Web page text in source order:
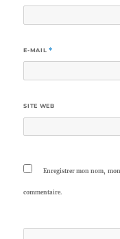
E-MAIL *
SITE WEB
Enregistrer mon nom,
commentaire.